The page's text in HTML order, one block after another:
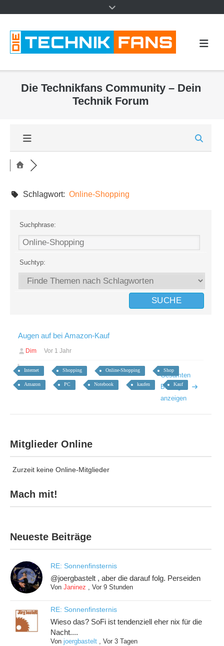
Die Technikfans Community – Dein
Technik Forum
Schlagwort: Online-Shopping
Suchphrase:
Suchtyp:
Augen auf bei Amazon-Kauf
Dim Vor 1 Jahr
Internet Shopping Online-Shopping Shop
Amazon PC Notebook kaufen Kauf
Gesamten
Beitrag
anzeigen
Mitglieder Online
Zurzeit keine Online-Mitglieder
Mach mit!
Neueste Beiträge
RE: Sonnenfinsternis
@joergbastelt , aber die darauf folg. Perseiden
VonJaninez ,Vor 9 Stunden
RE: Sonnenfinsternis
Wieso das? SoFi ist tendenziell eher nix für die
Nacht....
Vonjoergbastelt ,Vor 3 Tagen